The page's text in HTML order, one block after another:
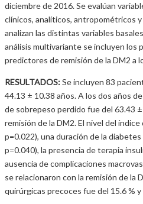
diciembre de 2016. Se evalúan
clínicos, analíticos, antropométricos
analizan las distintas variables
análisis multivariante se incluyen los
predictores de remisión de la DM2 a
RESULTADOS:Se incluyen 83
44.13 ± 10.38 años. A los dos años
de sobrepeso perdido fue del 63.43
remisión de la DM2. El nivel del índice
p=0.022), una duración de la
p=0.040), la presencia de terapia
ausencia de complicaciones
se relacionaron con la remisión de la
quirúrgicas precoces fue del 15.6 %